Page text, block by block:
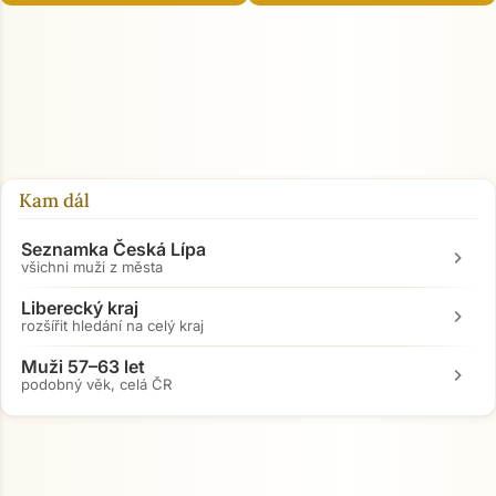
Kam dál
Seznamka Česká Lípa
všichni muži z města chevron_right
Liberecký kraj
rozšířit hledání na celý kraj chevron_right
Muži 57–63 let
podobný věk, celá ČR chevron_right